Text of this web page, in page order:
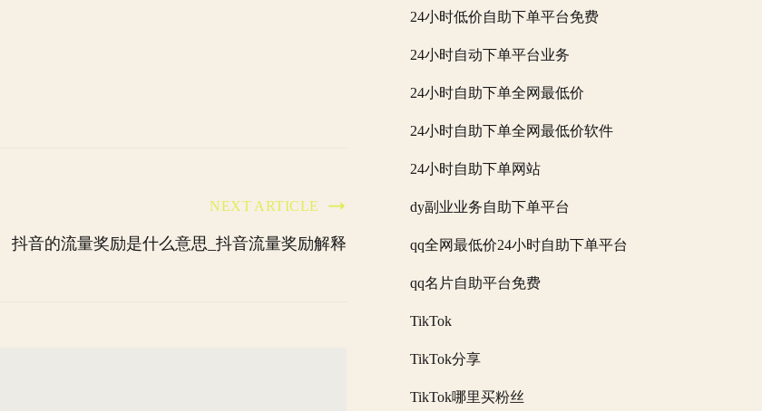
NEXT ARTICLE
抖音的流量奖励是什么意思_抖音流量奖励解释
24小时低价自助下单平台免费
24小时自动下单平台业务
24小时自助下单全网最低价
24小时自助下单全网最低价软件
24小时自助下单网站
dy副业业务自助下单平台
qq全网最低价24小时自助下单平台
qq名片自助平台免费
TikTok
TikTok分享
TikTok哪里买粉丝